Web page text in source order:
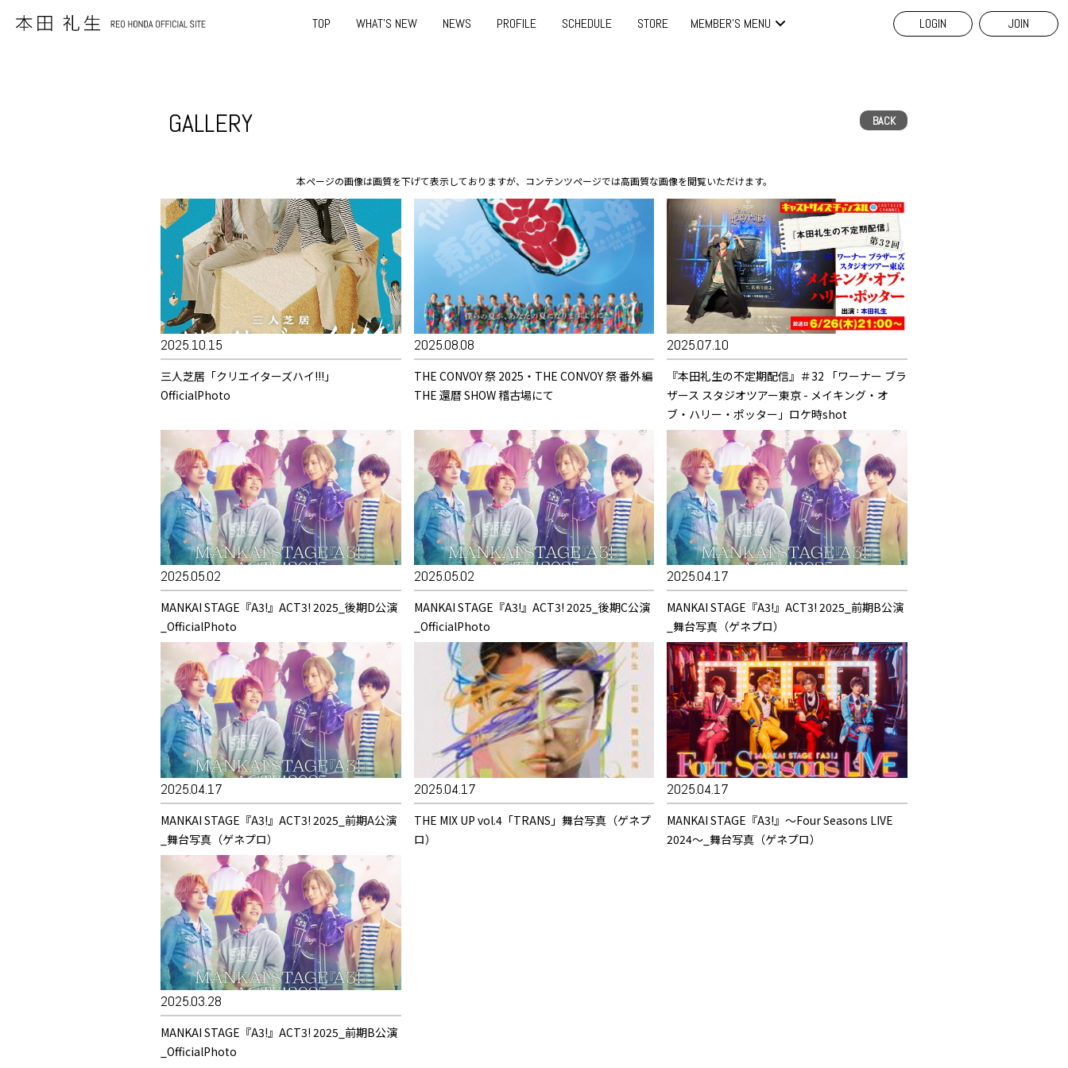
TOP WHAT'S NEW NEWS PROFILE SCHEDULE STORE MEMBER'S MENU LOGIN JOIN
GALLERY BACK
本ページの画像は画質を下げて表示しておりますが、 コンテンツページでは高画質な画像を閲覧いただけます。
2025.10.15
三人芝居「クリエイターズハイ!!!」
OfficialPhoto
2025.08.08
THE CONVOY 祭 2025・THE CONVOY 祭 番外編
THE 還暦 SHOW 稽古場にて
2025.07.10
『本田礼生の不定期配信』＃32 「ワーナー ブラ
ザース スタジオツアー東京 - メイキング・オ
ブ・ハリー・ポッター」ロケ時shot
2025.05.02
MANKAI STAGE『A3!』ACT3! 2025_後期D公演
_OfficialPhoto
2025.05.02
MANKAI STAGE『A3!』ACT3! 2025_後期C公演
_OfficialPhoto
2025.04.17
MANKAI STAGE『A3!』ACT3! 2025_前期B公演
_舞台写真（ゲネプロ）
2025.04.17
MANKAI STAGE『A3!』ACT3! 2025_前期A公演
_舞台写真（ゲネプロ）
2025.04.17
THE MIX UP vol.4「TRANS」舞台写真（ゲネプ
ロ）
2025.04.17
MANKAI STAGE『A3!』〜Four Seasons LIVE
2024〜_舞台写真（ゲネプロ）
2025.03.28
MANKAI STAGE『A3!』ACT3! 2025_前期B公演
_OfficialPhoto